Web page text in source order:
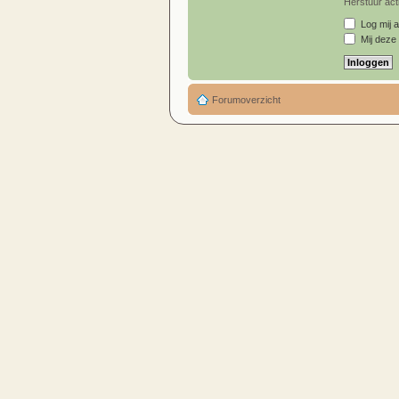
Log mij
Mij
Forumoverzicht